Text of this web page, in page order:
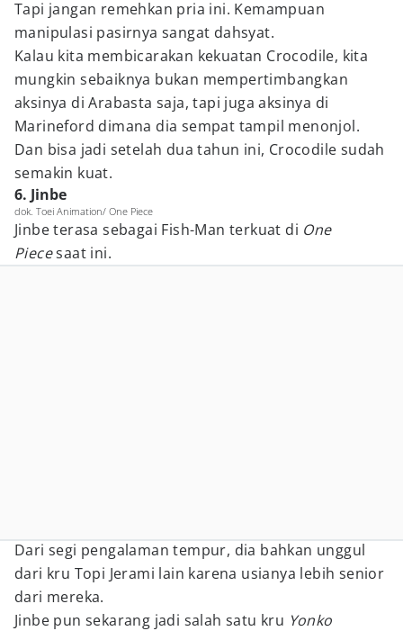
Tapi jangan remehkan pria ini. Kemampuan
manipulasi pasirnya sangat dahsyat.
Kalau kita membicarakan kekuatan Crocodile, kita
mungkin sebaiknya bukan mempertimbangkan
aksinya di Arabasta saja, tapi juga aksinya di
Marineford dimana dia sempat tampil menonjol.
Dan bisa jadi setelah dua tahun ini, Crocodile sudah
semakin kuat.
6. Jinbe
dok. Toei Animation/ One Piece
Jinbe terasa sebagai Fish-Man terkuat di One
Piecesaat ini.
Dari segi pengalaman tempur, dia bahkan unggul
dari kru Topi Jerami lain karena usianya lebih senior
dari mereka.
Jinbe pun sekarang jadi salah satu kru Yonko